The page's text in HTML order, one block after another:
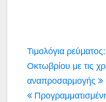
Πλοήγηση
άρθρων
Τιμολόγια
Οκτωβρίου με τις
αναπροσαρμογής